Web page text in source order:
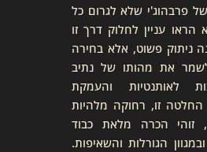
פרבהוג'י שלא לגרום כל
עניין לחלוק דרך זו
ניתוק פשוט, אלא בחירה
את מהותו של נתיב
לאותנטיות והעמקת
זו, רחוקה מלהיות
זוהי הכרה מלאת כבוד
הגורלות והשאיפות.